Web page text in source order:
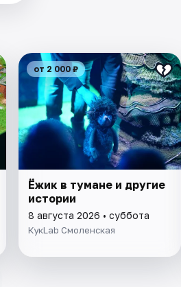
от 2 000 ₽
Ёжик в тумане и другие
истории
8 августа 2026 • суббота
КукLab Смоленская